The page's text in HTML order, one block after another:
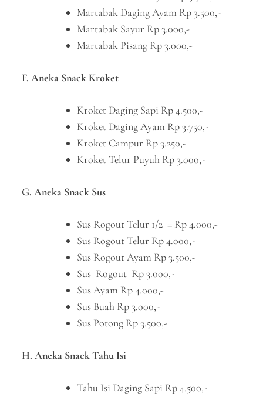
Martabak Daging Ayam Rp 3.500,-
Martabak Sayur Rp 3.000,-
Martabak Pisang Rp 3.000,-
F. Aneka Snack Kroket
Kroket Daging Sapi Rp 4.500,-
Kroket Daging Ayam Rp 3.750,-
Kroket Campur Rp 3.250,-
Kroket Telur Puyuh Rp 3.000,-
G. Aneka Snack Sus
Sus Rogout Telur 1/2 = Rp 4.000,-
Sus Rogout Telur Rp 4.000,-
Sus Rogout Ayam Rp 3.500,-
Sus Rogout Rp 3.000,-
Sus Ayam Rp 4.000,-
Sus Buah Rp 3.000,-
Sus Potong Rp 3.500,-
H. Aneka Snack Tahu Isi
Tahu Isi Daging Sapi Rp 4.500,-